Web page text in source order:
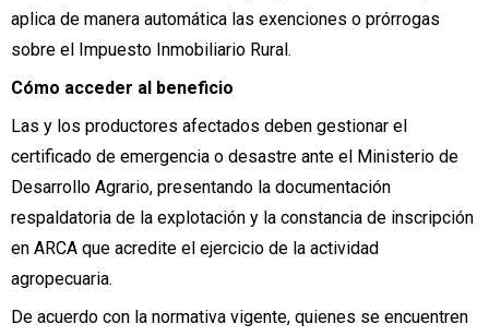
aplica de manera automática las exenciones o prórrogas
sobre el Impuesto Inmobiliario Rural.
Cómo acceder al beneficio
Las y los productores afectados deben gestionar el
certificado de emergencia o desastre ante el Ministerio de
Desarrollo Agrario, presentando la documentación
respaldatoria de la explotación y la constancia de inscripción
en ARCA que acredite el ejercicio de la actividad
agropecuaria.
De acuerdo con la normativa vigente, quienes se encuentren